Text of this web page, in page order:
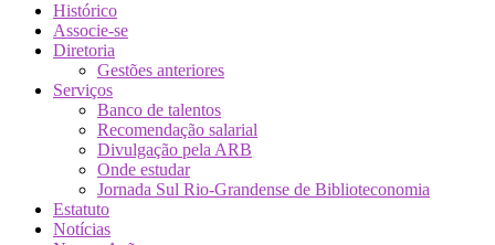
Histórico
Associe-se
Diretoria
Gestões anteriores
Serviços
Banco de talentos
Recomendação salarial
Divulgação pela ARB
Onde estudar
Jornada Sul Rio-Grandense de Biblioteconomia
Estatuto
Notícias